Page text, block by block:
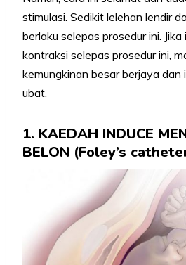
stimulasi. Sedikit lelehan lendir
berlaku selepas prosedur ini. Jika
kontraksi selepas prosedur ini,
kemungkinan besar berjaya dan
ubat.
1. KAEDAH INDUCE
BELON (Foley’s